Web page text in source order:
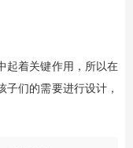
起着关键作用，所以在
们的需要进行设计，